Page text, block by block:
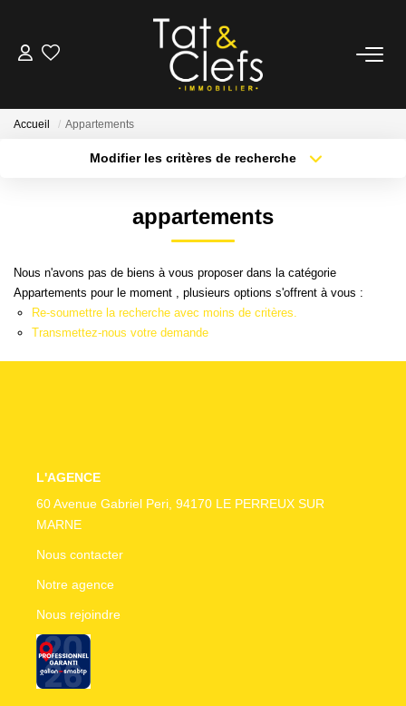
LOCATION
ESTIMATION
LOCAUX & BUREAUX
PARTENAIRE TRANSACTION
Accueil Appartements
Modifier les critères de recherche
appartements
Nous n'avons pas de biens à vous proposer dans la catégorie
Appartements pour le moment , plusieurs options s'offrent à vous :
Re-soumettre la recherche avec moins de critères.
Transmettez-nous votre demande
L'AGENCE
60 Avenue Gabriel Peri, 94170 LE PERREUX SUR
MARNE
Nous contacter
Notre agence
Nous rejoindre